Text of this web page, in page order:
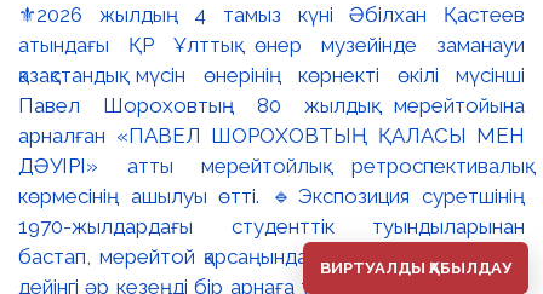
⚜️2026 жылдың 4 тамыз күні Әбілхан Қастеев
атындағы ҚР Ұлттық өнер музейінде заманауи
қазақстандық мүсін өнерінің көрнекті өкілі мүсінші
Павел Шороховтың 80 жылдық мерейтойына
арналған «ПАВЕЛ ШОРОХОВТЫҢ ҚАЛАСЫ МЕН
ДӘУІРІ» атты мерейтойлық ретроспективалық
көрмесінің ашылуы өтті. 🔹Экспозиция суретшінің
1970-жылдардағы студенттік туындыларынан
бастап, мерейтой қарсаңындағы соңғы еңбектеріне
дейінгі әр кезеңді бір арнаға тоғыстырады. 🔸Павел
ВИРТУАЛДЫ ҚАБЫЛДАУ